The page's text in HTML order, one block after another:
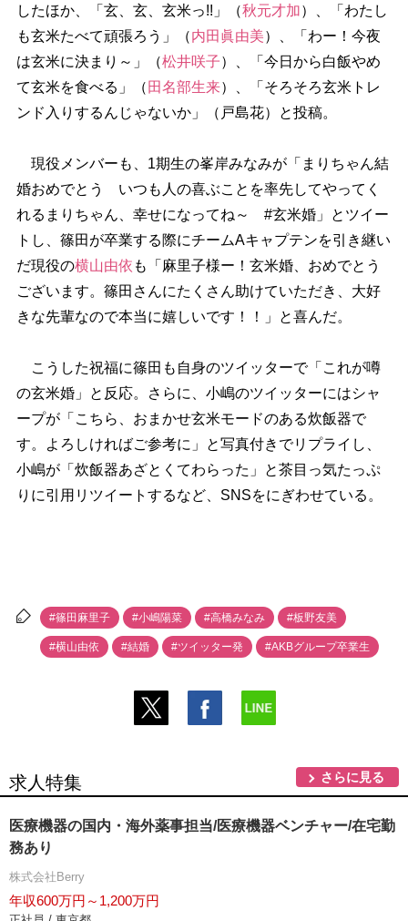
したほか、「玄、玄、玄米っ!!」（秋元才加）、「わたし
も玄米たべて頑張ろう」（内田眞由美）、「わー！今夜
は玄米に決まり～」（松井咲子）、「今日から白飯やめ
て玄米を食べる」（ 田名部生来）、「そろそろ玄米トレ
ンド入りするんじゃないか」（戸島花）と投稿。
現役メンバーも、1期生の峯岸みなみが「まりちゃん結
婚おめでとう いつも人の喜ぶことを率先してやってく
れるまりちゃん、幸せになってね～ #玄米婚」とツイー
トし、篠田が卒業する際にチームAキャプテンを引き継い
だ現役の横山由依 も「麻里子様ー！玄米婚、おめでとう
ございます。篠田さんにたくさん助けていただき、大好
きな先輩なので本当に嬉しいです！！」と喜んだ。
こうした祝福に篠田も自身のツイッターで「これが噂
の玄米婚」と反応。さらに、小嶋のツイッターにはシャ
ープが「こちら、おまかせ玄米モードのある炊飯器で
す。よろしければご参考に」と写真付きでリプライし、
小嶋が「炊飯器あざとくてわらった」と茶目っ気たっぷ
りに引用リツイートするなど、SNSをにぎわせている。
#篠田麻里子 #小嶋陽菜 #高橋みなみ #板野友美
#横山由依 #結婚 #ツイッター発 #AKBグループ卒業生
求人特集 さらに見る
医療機器の国内・海外薬事担当/医療機器ベンチャー/在宅勤
務あり
株式会社Berry
年収600万円～1,200万円